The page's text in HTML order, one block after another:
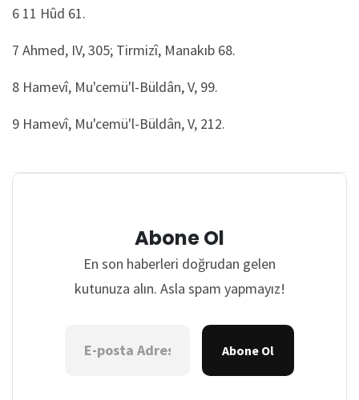
6 11 Hûd 61.
7 Ahmed, IV, 305; Tirmizî, Manakıb 68.
8 Hamevî, Mu'cemü'l-Büldân,V, 99.
9 Hamevî, Mu'cemü'l-Büldân,V, 212.
Abone Ol
En son haberleri doğrudan gelen
kutunuza alın. Asla spam yapmayız!
Abone Ol